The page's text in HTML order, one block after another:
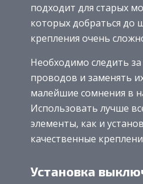
подходит для старых
которых добраться до
крепления очень
Необходимо следить
проводов и заменять
малейшие сомнения в
Использовать лучше
элементы, как и
качественные
Установка